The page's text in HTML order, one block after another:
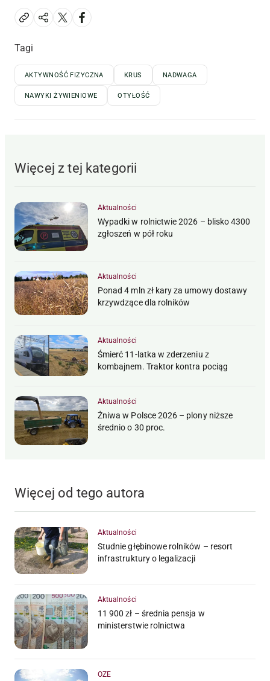
Tagi
AKTYWNOŚĆ FIZYCZNA KRUS NADWAGA
NAWYKI ŻYWIENIOWE OTYŁOŚĆ
Więcej z tej kategorii
Aktualności
Wypadki w rolnictwie 2026 – blisko 4300
zgłoszeń w pół roku
Aktualności
Ponad 4 mln zł kary za umowy dostawy
krzywdzące dla rolników
Aktualności
Śmierć 11-latka w zderzeniu z
kombajnem. Traktor kontra pociąg
Aktualności
Żniwa w Polsce 2026 – plony niższe
średnio o 30 proc.
Więcej od tego autora
Aktualności
Studnie głębinowe rolników – resort
infrastruktury o legalizacji
Aktualności
11 900 zł – średnia pensja w
ministerstwie rolnictwa
OZE